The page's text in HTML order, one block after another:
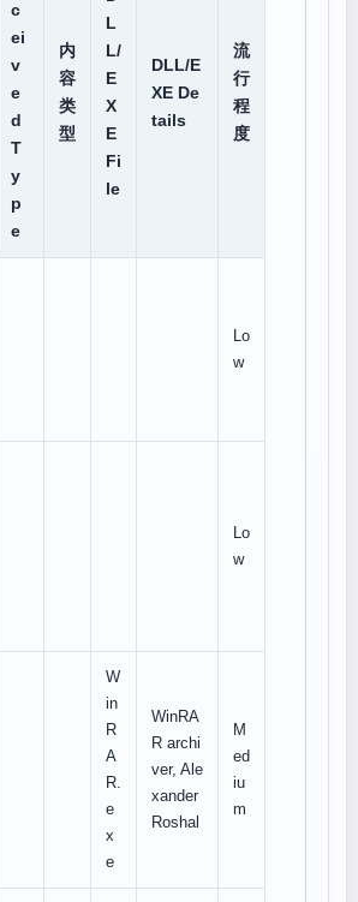
c
ei
v
e
d
T
y
p
e
内
容
类
型
L
L/
E
X
E
Fi
le
DLL/E
XE De
tails
流
行
程
度
Lo
w
Lo
w
W
in
R
A
R.
e
x
e
WinRA
R archi
ver, Ale
xander
Roshal
M
ed
iu
m